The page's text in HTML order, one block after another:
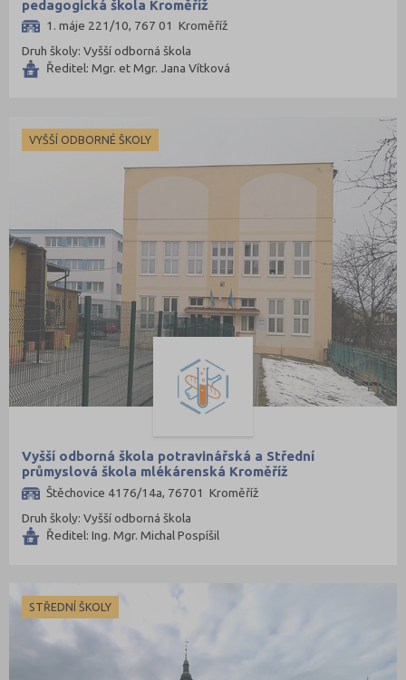
Mladá Boleslav (96)
Most (73)
Náchod (98)
Olomouc (205)
Pardubice (127)
Pelhřimov (62)
Písek (57)
Plzeň-jih (38)
Plzeň-město (141)
Plzeň-sever (51)
Praha hlavní město (1004)
Praha-západ (81)
Prachatice (44)
Prostějov (85)
Přerov (115)
Rakovník (46)
Rokycany (33)
Rychnov nad Kněžnou (81)
pedagogická škola Kroměříž
1. máje 221/10, 767 01 Kroměříž
Druh školy: Vyšší odborná škola
Ředitel: Mgr. et Mgr. Jana Vítková
VYŠŠÍ ODBORNÉ ŠKOLY
Vyšší odborná škola potravinářská a Střední
průmyslová škola mlékárenská Kroměříž
Štěchovice 4176/14a, 76701 Kroměříž
Druh školy: Vyšší odborná škola
Ředitel: Ing. Mgr. Michal Pospíšil
STŘEDNÍ ŠKOLY